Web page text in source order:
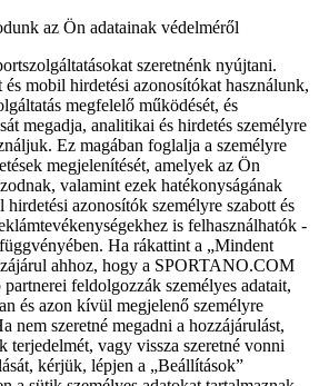
az Ön adatainak védelméről
szeretnénk nyújtani.
mobil hirdetési azonosítókat használunk,
megfelelő működését, és
megadja, analitikai és hirdetés személyre
Ez magában foglalja a személyre
megjelenítését, amelyek az Ön
valamint ezek hatékonyságának
hirdetési azonosítók személyre szabott és
is felhasználhatók -
Ha rákattint a „Mindent
ahhoz, hogy a SPORTANO.COM
feldolgozzák személyes adatait,
és azon kívül megjelenő személyre
nem szeretné megadni a hozzájárulást,
terjedelmét, vagy vissza szeretné vonni
kérjük, lépjen a „Beállítások”